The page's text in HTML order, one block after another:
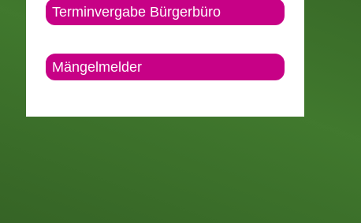
Terminvergabe Bürgerbüro
Mängelmelder